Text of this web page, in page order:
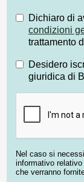
Dichiaro di
condizioni
trattamento
Desidero
giuridica di
Nel caso si
informativo
che verranno